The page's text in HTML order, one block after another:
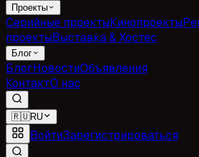
Проекты
Серийные проектыКинопроекты
проектыВыставка & Хостес
Блог
БлогНовостиОбъявления
КонтактО нас
🇷🇺RU
ВойтиЗарегистрироваться